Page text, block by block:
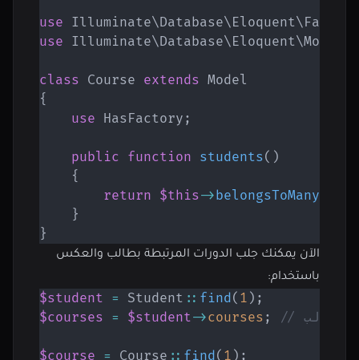
use Illuminate\Database\Eloquent\
use Illuminate\Database\Eloquent\Model
class Course extends Model
{
use HasFactory ;
public function students( )
{
return $this->belongsToMany
}
}
الآن يمكنك جلب الدورات المرتبطة بطالب والعكس
باستخدام:
$student = Student :: find( 1 ) ;
$courses = $student->courses ;
$course = Course :: find( 1 ) ;